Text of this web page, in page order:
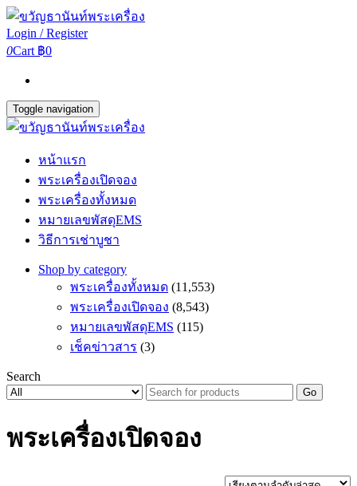
Login / Register
0Cart ฿0
Toggle navigation
หน้าแรก
พระเครื่องเปิดจอง
พระเครื่องทั้งหมด
หมายเลขพัสดุEMS
วิธีการเช่าบูชา
Shop by category
พระเครื่องทั้งหมด (11,553)
พระเครื่องเปิดจอง (8,543)
หมายเลขพัสดุEMS (115)
เช็คข่าวสาร (3)
Search
Go
พระเครื่องเปิดจอง